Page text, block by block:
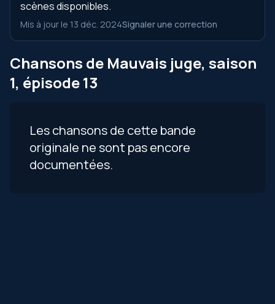
scènes disponibles.
Mis à jour le 13 déc. 2024Signaler une correction
Chansons de Mauvais juge, saison
1, épisode 13
Les chansons de cette bande
originale ne sont pas encore
documentées.